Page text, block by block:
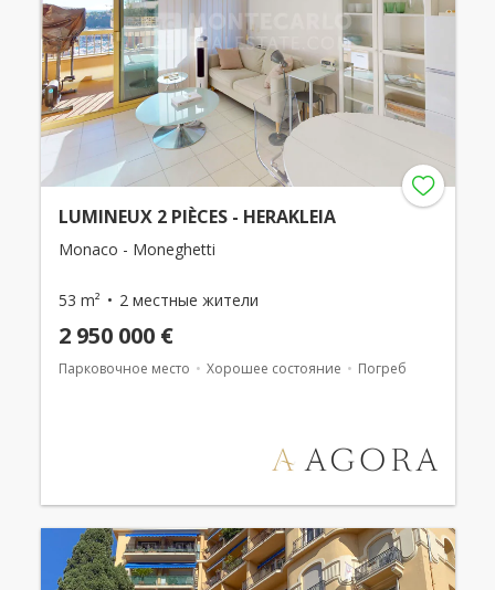
LUMINEUX 2 PIÈCES - HERAKLEIA
Monaco - Moneghetti
53 m² 2 местные жители
2 950 000 €
Парковочное место Хорошее состояние Погреб